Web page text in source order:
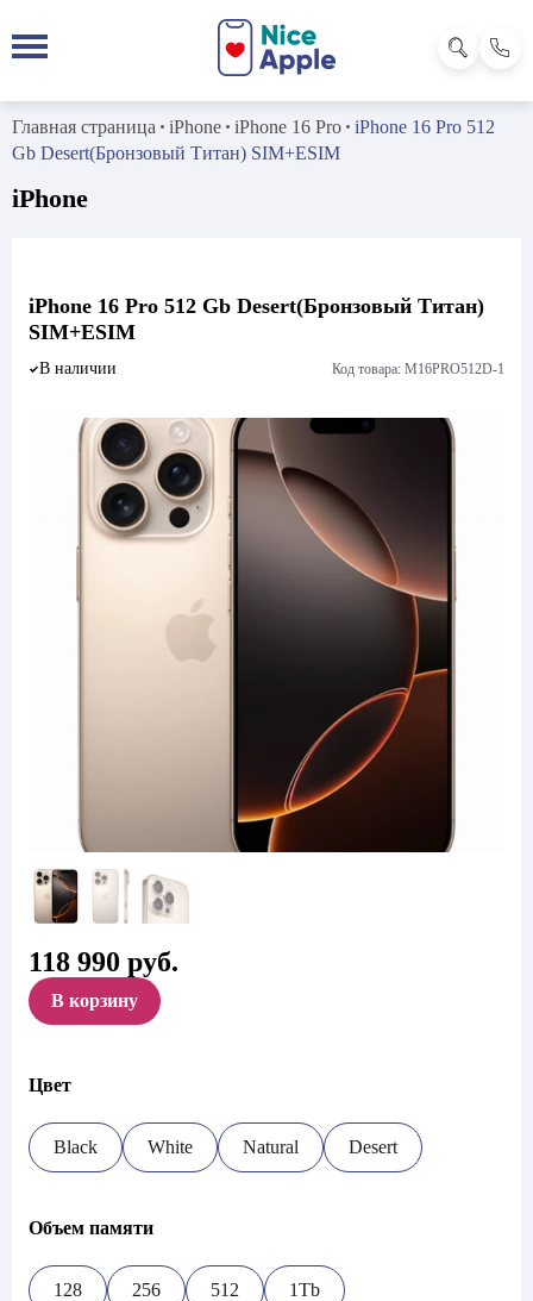
Главная страница iPhone iPhone 16 Pro
iPhone 16 Pro 512
Gb Desert(Бронзовый Титан) SIM+ESIM
iPhone
iPhone 16 Pro 512 Gb Desert(Бронзовый Титан)
SIM+ESIM
В наличии Код товара: M16PRO512D-1
118 990 руб.
В корзину
Цвет
Black White Natural Desert
Объем памяти
128 256 512 1Tb